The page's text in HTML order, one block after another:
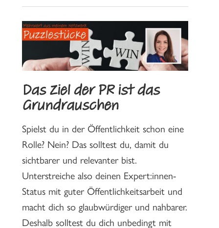
Das Ziel der PR ist das
Grundrauschen
Spielst du in der Öffentlichkeit schon eine
Rolle? Nein? Das solltest du, damit du
sichtbarer und relevanter bist.
Unterstreiche also deinen Expert:innen-
Status mit guter Öffentlichkeitsarbeit und
macht dich so glaubwürdiger und nahbarer.
Deshalb solltest du dich unbedingt mit